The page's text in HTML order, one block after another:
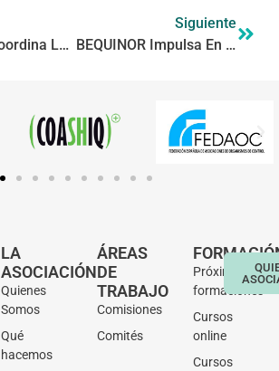
BEQUINOR Coordina La Mesa De Seguridad Del Hidrógeno En El III Congreso Nacional Del Hidrógeno Verde
Siguiente
BEQUINOR Impulsa En SICUR El Diálogo Técnico Sobre Seguridad En Almacenamiento Químico, Hidrógeno Y BESS
LA
ASOCIACIÓN
Quienes
Somos
Qué
hacemos
ÁREAS
DE
TRABAJO
Comisiones
Comités
Próximas
formaciones
Cursos
online
Cursos